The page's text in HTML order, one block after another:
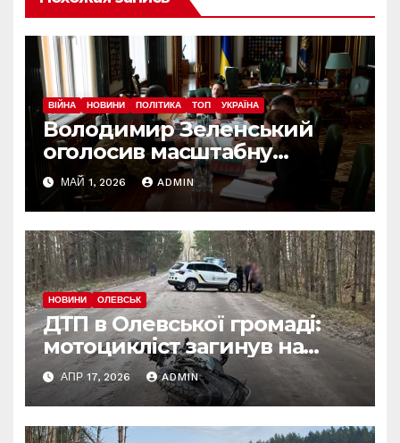
ВІЙНА НОВИНИ ПОЛІТИКА ТОП УКРАЇНА
Володимир Зеленський
оголосив масштабну
реформу армії: що
зміниться вже з червня
МАЙ 1, 2026 ADMIN
НОВИНИ ОЛЕВСЬК
ДТП в Олевської громаді:
мотоцикліст загинув на
місці
АПР 17, 2026 ADMIN